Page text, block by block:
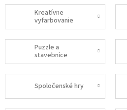
Kreatívne
vyfarbovanie
Puzzle a
stavebnice
Spoločenské hry